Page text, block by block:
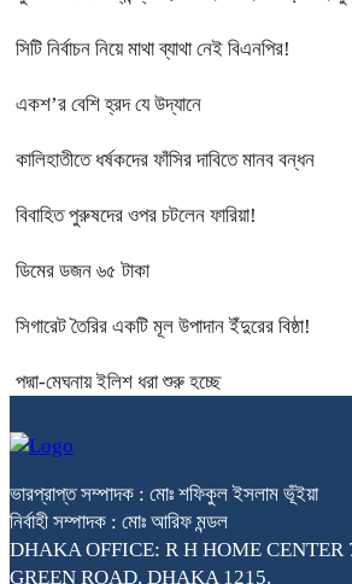
সিটি নির্বাচন নিয়ে মাথা ব্যাথা নেই বিএনপির!
একশ’র বেশি হ্রদ যে উদ্যানে
কালিহাতীতে ধর্ষকদের ফাঁসির দাবিতে মানব বন্ধন
বিবাহিত পুরুষদের ওপর চটলেন ফারিয়া!
ডিমের ডজন ৬৫ টাকা
সিগারেট তৈরির একটি মূল উপাদান ইঁদুরের বিষ্ঠা!
পদ্মা-মেঘনায় ইলিশ ধরা শুরু হচ্ছে
ভারপ্রাপ্ত সম্পাদক : মোঃ শফিকুল ইসলাম ভূঁইয়া
নির্বাহী সম্পাদক : মোঃ আরিফ মন্ডল
DHAKA OFFICE: R H HOME CENTER
GREEN ROAD, DHAKA 1215.